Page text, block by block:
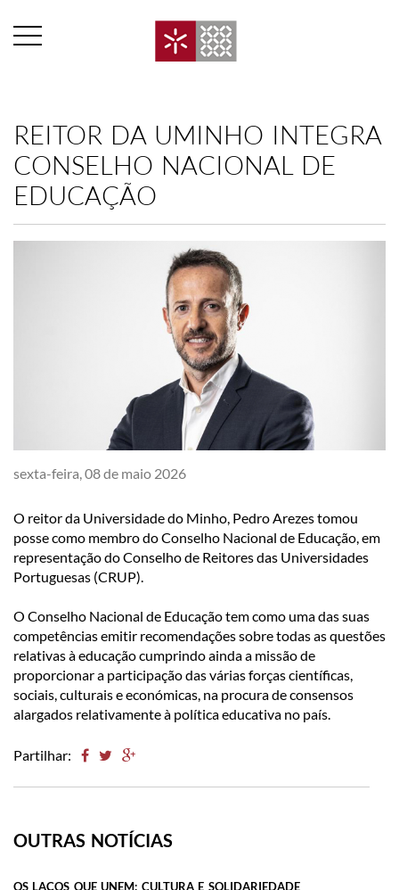
REITOR DA UMINHO INTEGRA
CONSELHO NACIONAL DE
EDUCAÇÃO
sexta-feira, 08 de maio 2026
​O reitor da Universidade do Minho, Pedro Arezes tomou
posse como membro do Conselho Nacional de Educação, em
representação do Conselho de Reitores das Universidades
Portuguesas (CRUP).
O Conselho Nacional de Educação tem como uma das suas
competências emitir recomendações sobre todas as questões
relativas à educação cumprindo ainda a missão de
proporcionar a participação das várias forças científicas,
sociais, culturais e económicas, na procura de consensos
alargados relativamente à política educativa no país.
Partilhar:
OUTRAS NOTÍCIAS
OS LAÇOS QUE UNEM: CULTURA E SOLIDARIEDADE